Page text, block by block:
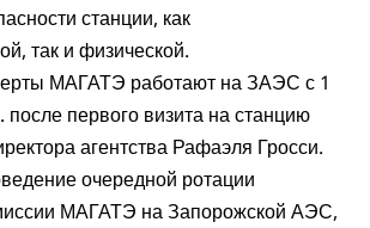
станции, как
так и физической.
МАГАТЭ работают на ЗАЭС с 1
после первого визита на станцию
агентства Рафаэля Гросси.
очередной ротации
МАГАТЭ на Запорожской АЭС,